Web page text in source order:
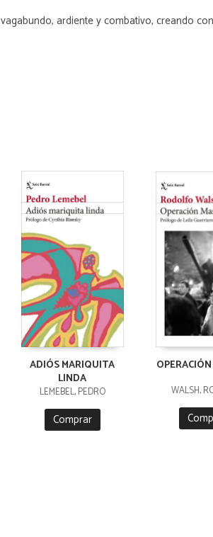
ardiente y combativo, creando
ADIÓS MARIQUITA
LINDA
LEMEBEL, PEDRO
Comprar
WALSH,